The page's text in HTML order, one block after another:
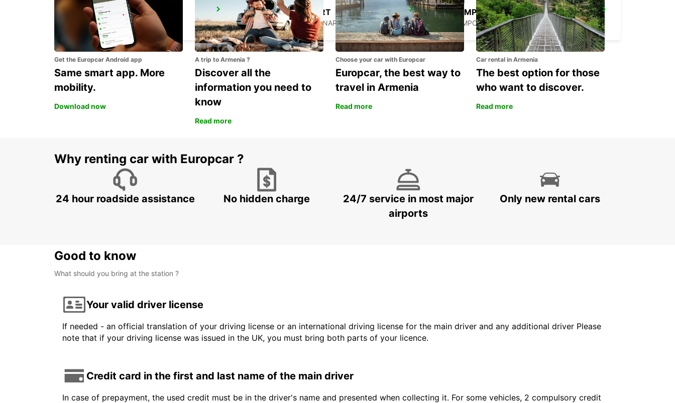
VENICE
VENEZIA - ITALY
TRIESTE AIRPORT
RONCHI DEI LEGIONARI - ITALY
CAMPOSAMPIERO
CAMPOSAMPIERO - ITALY
Get the Europcar Android app
Same smart app. More
mobility.
Download now
A trip to Armenia ?
Discover all the
information you need to
know
Read more
Choose your car with Europcar
Europcar, the best way to
travel in Armenia
Read more
Car rental in Armenia
The best option for those
who want to discover.
Read more
Why renting car with Europcar ?
24 hour roadside assistance No hidden charge
24/7 service in most major
airports
Only new rental cars
Good to know
What should you bring at the station ?
Your valid driver license
If needed - an official translation of your driving license or an international driving license for the main driver and any additional driver Please
note that if your driving license was issued in the UK, you must bring both parts of your licence.
Credit card in the first and last name of the main driver
In case of prepayment, the used credit must be in the driver's name and presented when collecting it. For some vehicles, 2 compulsory credit